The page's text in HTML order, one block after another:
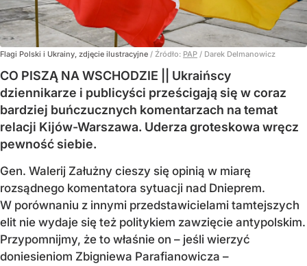
Flagi Polski i Ukrainy, zdjęcie ilustracyjne / Źródło: PAP / Darek Delmanowicz
CO PISZĄ NA WSCHODZIE || Ukraińscy
dziennikarze i publicyści prześcigają się w coraz
bardziej buńczucznych komentarzach na temat
relacji Kijów-Warszawa. Uderza groteskowa wręcz
pewność siebie.
Gen. Walerij Załużny cieszy się opinią w miarę
rozsądnego komentatora sytuacji nad Dnieprem.
W porównaniu z innymi przedstawicielami tamtejszych
elit nie wydaje się też politykiem zawzięcie antypolskim.
Przypomnijmy, że to właśnie on – jeśli wierzyć
doniesieniom Zbigniewa Parafianowicza –